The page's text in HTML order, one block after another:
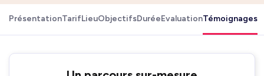
PrésentationTarifLieuObjectifsDuréeEvaluationTémoignages